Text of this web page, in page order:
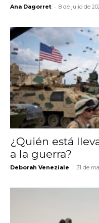
Ana Dagorret - 8 de julio de
¿Quién está
a la guerra?
Deborah Veneziale - 31 de